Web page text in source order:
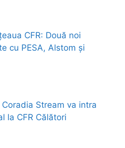
CFR: Două noi
cu PESA, Alstom și
Stream va intra
la CFR Călători